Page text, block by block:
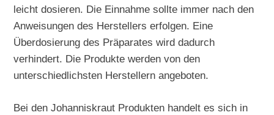
leicht dosieren. Die Einnahme sollte immer nach den
Anweisungen des Herstellers erfolgen. Eine
Überdosierung des Präparates wird dadurch
verhindert. Die Produkte werden von den
unterschiedlichsten Herstellern angeboten.
Bei den Johanniskraut Produkten handelt es sich in